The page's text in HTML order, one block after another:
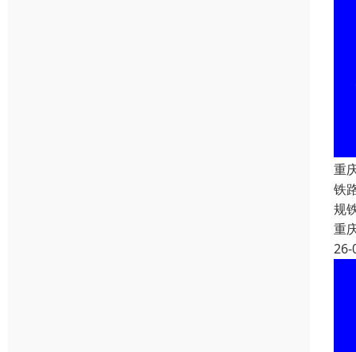
重
铁
规
重
26-